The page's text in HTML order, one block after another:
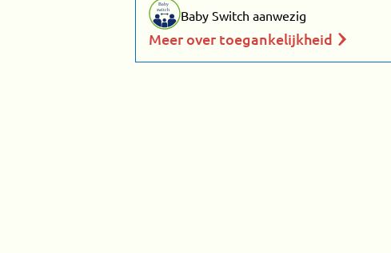
Baby
switch Baby Switch aanwezig
Meer over toegankelijkheid